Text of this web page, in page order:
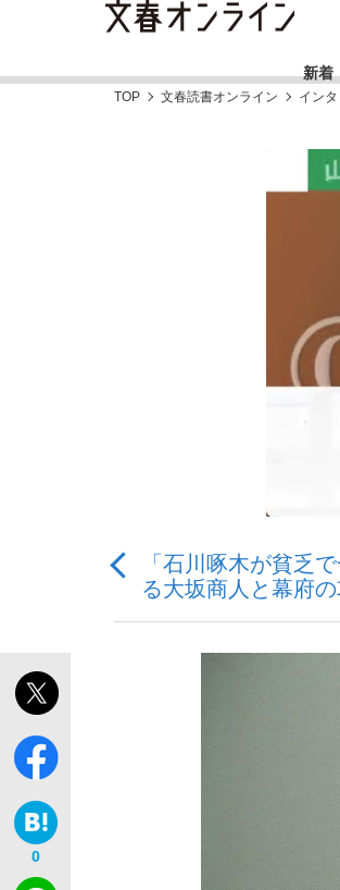
新着
「敗因分析は一切聞
TOP 文春読書オンライン イン
「石川啄木が貧乏
る大坂商人と幕府
0